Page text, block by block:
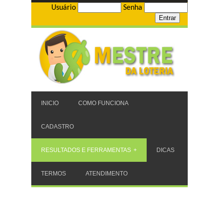
Usuário Senha
INICIO COMO FUNCIONA
CADASTRO
RESULTADOS E FERRAMENTAS DICAS
TERMOS ATENDIMENTO